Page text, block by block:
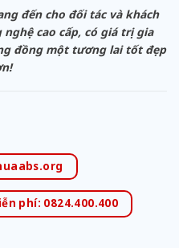
đến cho đối tác và khách
cao cấp, có giá trị gia
đồng một tương lai tốt đẹp
phí: 0824.400.400